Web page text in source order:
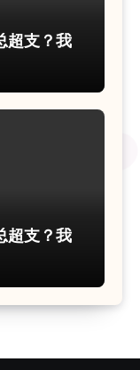
超支？我
超支？我